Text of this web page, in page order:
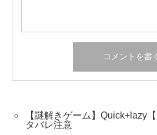
【謎解きゲーム】Quick+lazy
タバレ注意